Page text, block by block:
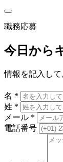
職務応募
今日から
情報を記入して
名 *
姓 *
メール *
電話番号